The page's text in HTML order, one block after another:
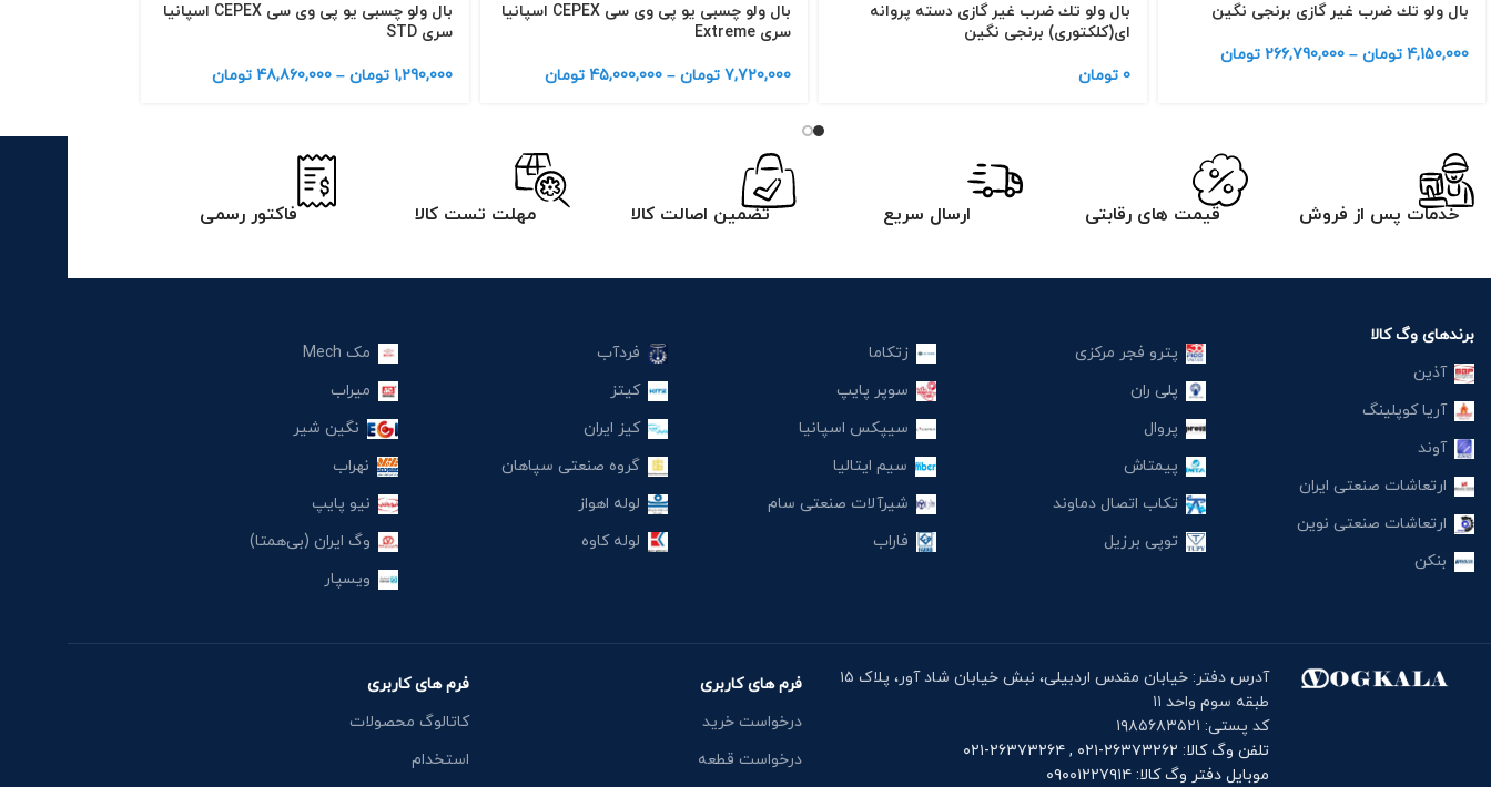
بال ولو تك ضرب غیر گازی برنجی نگین
4,150,000 تومان –
266,790,000 تومان
بال ولو تك ضرب غیر گازی دسته پروانه
ای(كلكتوری) برنجی نگین
0 تومان
بال ولو چسبی یو پی وی سی CEPEX اسپانیا
سری Extreme
7,720,000 تومان –
45,000,000 تومان
بال ولو چسبی یو پی وی سی CEPEX اسپانیا
سری STD
1,290,000 تومان –
48,860,000 تومان
خدمات پس از فروش قیمت های رقابتی ارسال سریع تضمین اصالت کالا مهلت تست کالا فاکتور رسمی
برندهای وگ کالا
آذین
آریا کوپلینگ
آوند
ارتعاشات صنعتی ایران
ارتعاشات صنعتی نوین
بنکن
پترو فجر مرکزی
پلی ران
پروال
پیمتاش
تکاب اتصال دماوند
توپی برزیل
زتکاما
سوپر پایپ
سیپکس اسپانیا
سیم ایتالیا
شیرآلات صنعتی سام
فاراب
فردآب
کیتز
کیز ایران
گروه صنعتی سپاهان
لوله اهواز
لوله کاوه
مک Mech
میراب
نگین شیر
نهراب
نیو پایپ
وگ ایران (بی‌همتا)
ویسپار
آدرس دفتر: خیابان مقدس اردبیلی، نبش خیابان شاد آور، پلاک ۱۵
طبقه سوم واحد ۱۱
کد پستی: ۱۹۸۵۶۸۳۵۲۱
تلفن وگ کالا: ۲۶۳۷۳۲۶۲-۰۲۱ , ۲۶۳۷۳۲۶۴-۰۲۱
موبایل دفتر وگ کالا: ۰۹۰۰۱۲۲۷۹۱۴
فرم های کاربری
درخواست خرید
درخواست قطعه
فرم های کاربری
کاتالوگ محصولات
استخدام